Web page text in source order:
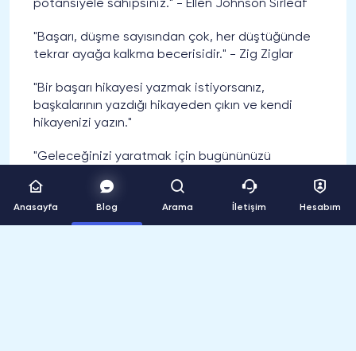
Anasayfa Blog Arama İletişim Hesabım
potansiyele sahipsiniz." - Ellen Johnson Sirleaf
"Başarı, düşme sayısından çok, her düştüğünde
tekrar ayağa kalkma becerisidir." - Zig Ziglar
"Bir başarı hikayesi yazmak istiyorsanız,
başkalarının yazdığı hikayeden çıkın ve kendi
hikayenizi yazın."
"Geleceğinizi yaratmak için bugününüzü
"Bir şey yapmak istiyorsanız, başlamak için en iyi
zaman şimdi." - Catherine Pulsifer